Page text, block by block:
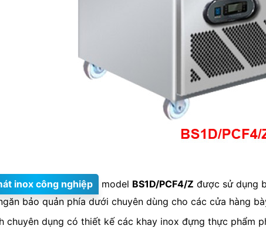
inox công nghiệp model BS1D/PCF4/Z được sử dụng
bảo quản phía dưới chuyên dùng cho các cửa hàng
chuyên dụng có thiết kế các khay inox đựng thực phẩm